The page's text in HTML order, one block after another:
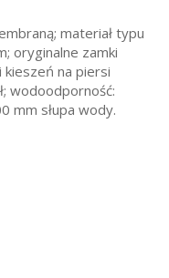
materiał typu
oryginalne zamki
kieszeń na piersi
wodoodporność:
mm słupa wody.